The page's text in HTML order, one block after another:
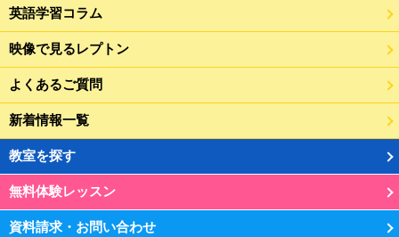
英語学習コラム
映像で見るレプトン
よくあるご質問
新着情報一覧
教室を探す
無料体験レッスン
資料請求・お問い合わせ